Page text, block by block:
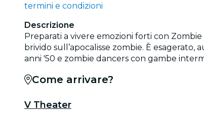
termini e condizioni
Descrizione
Preparati a vivere emozioni forti con
brivido sull’apocalisse zombie. È
anni '50 e zombie dancers con gambe
Come arrivare?
V Theater